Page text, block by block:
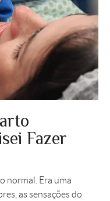
Fazer
normal. Era uma
as sensações do